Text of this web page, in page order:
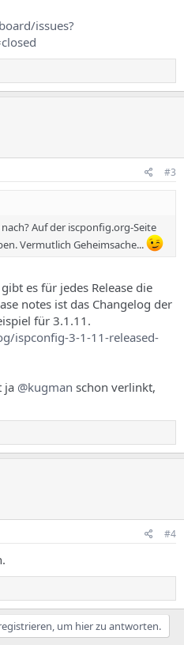
issues?
#3
Auf der iscponfig.org-Seite
Vermutlich Geheimsache...
es für jedes Release die
notes ist das Changelog der
für 3.1.11.
ispconfig-3-1-11-released-
ja @kugman schon verlinkt,
#4
um hier zu antworten.